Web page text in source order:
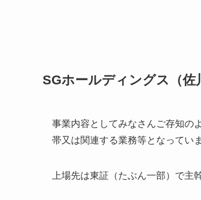
SGホールディングス（佐
事業内容としてみなさんご存知の
帯又は関連する業務等となっていま
上場先は東証（たぶん一部）で主